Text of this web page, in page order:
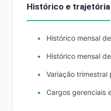
Histórico e trajetória
Histórico mensal
Histórico mensal
Variação trimestral
Cargos gerenciais